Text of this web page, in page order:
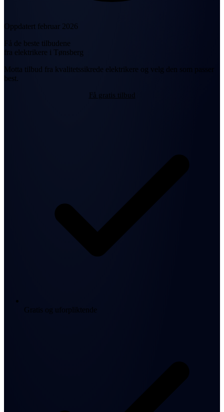
Oppdatert februar 2026
Få de beste tilbudene
fra elektrikere i Tønsberg
Motta tilbud fra kvalitetssikrede elektrikere og velg den som passer
best.
Få gratis tilbud
Gratis og uforpliktende